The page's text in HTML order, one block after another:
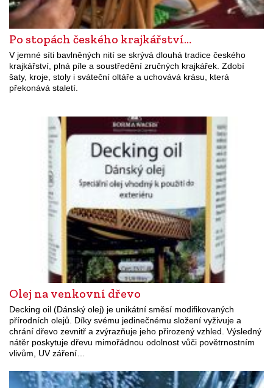
Po stopách českého krajkářství…
V jemné síti bavlněných nití se skrývá dlouhá tradice českého
krajkářství, plná píle a soustředění zručných krajkářek. Zdobí
šaty, kroje, stoly i sváteční oltáře a uchovává krásu, která
překonává staletí.
Olej na venkovní dřevo
Decking oil (Dánský olej) je unikátní směsí modifikovaných
přírodních olejů. Díky svému jedinečnému složení vyživuje a
chrání dřevo zevnitř a zvýrazňuje jeho přirozený vzhled. Výsledný
nátěr poskytuje dřevu mimořádnou odolnost vůči povětrnostním
vlivům, UV záření…